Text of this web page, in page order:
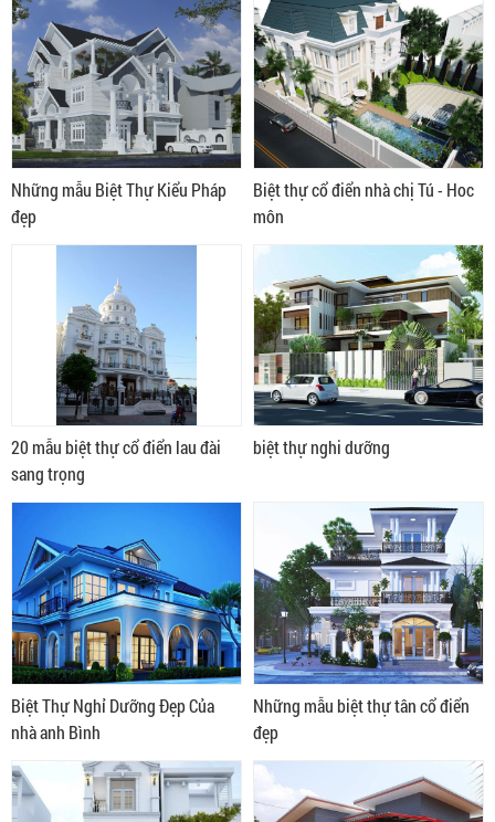
Những mẫu Biệt Thự Kiểu Pháp
đẹp
Biệt thự cổ điển nhà chị Tú - Hoc
môn
20 mẫu biệt thự cổ điển lau đài
sang trọng
biệt thự nghi dưỡng
Biệt Thự Nghỉ Dưỡng Đẹp Của
nhà anh Bình
Những mẫu biệt thự tân cổ điển
đẹp